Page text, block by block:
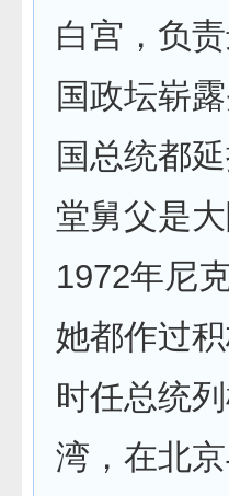
白宫，负
国政坛崭
国总统都
堂舅父是
1972年尼
她都作过
时任总统
湾，在北